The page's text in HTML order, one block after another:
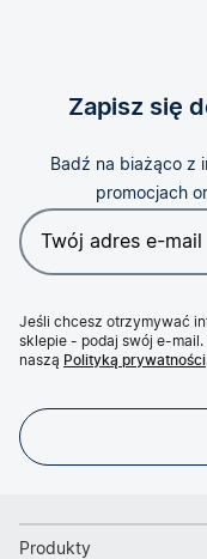
Zapisz się
Badź na biażąco z
promocjach
Jeśli chcesz otrzymywać
sklepie - podaj swój e-
naszą Polityką prywatności
Produkty